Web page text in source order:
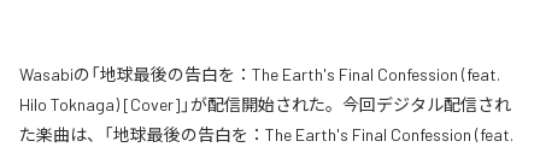
Wasabiの「地球最後の告白を：The Earth's Final Confession (feat.
Hilo Toknaga) [Cover]」が配信開始された。今回デジタル配信され
た楽曲は、「地球最後の告白を：The Earth's Final Confession (feat.